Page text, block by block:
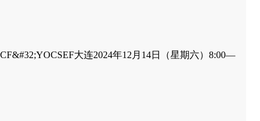
大连2024年12月14日（星期六）8:00—